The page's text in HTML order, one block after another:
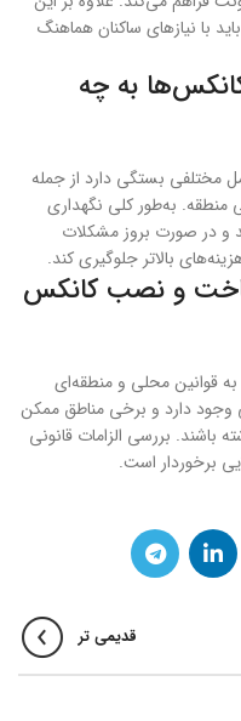
با نیازهای ساکنان هماهنگ
به چه
مختلفی بستگی دارد از جمله
منطقه. به‌طور کلی نگهداری
و در صورت بروز مشکلات
بالاتر جلوگیری کند.
و نصب کانکس
قوانین محلی و منطقه‌ای
وجود دارد و برخی مناطق ممکن
بررسی الزامات قانونی
برخوردار است.
قدیمی تر